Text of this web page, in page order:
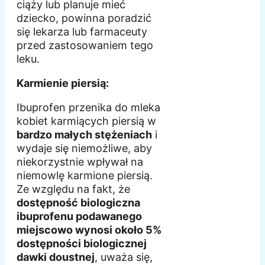
ciąży lub planuje mieć
dziecko, powinna poradzić
się lekarza lub farmaceuty
przed zastosowaniem tego
leku.
Karmienie piersią:
Ibuprofen przenika do mleka
kobiet karmiących piersią w
bardzo małych stężeniach i
wydaje się niemożliwe, aby
niekorzystnie wpływał na
niemowlę karmione piersią.
Ze względu na fakt, że
dostępność biologiczna
ibuprofenu podawanego
miejscowo wynosi około 5%
dostępności biologicznej
dawki doustnej, uważa się,